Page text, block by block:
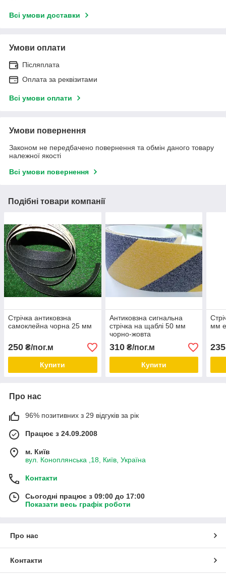
Всі умови доставки
Умови оплати
Післяплата
Оплата за реквізитами
Всі умови оплати
Умови повернення
Законом не передбачено повернення та обмін даного товару
належної якості
Всі умови повернення
Подібні товари компанії
Стрічка антиковзна
самоклейна чорна 25 мм
250 ₴/пог.м
Купити
Антиковзна сигнальна
стрічка на щаблі 50 мм
чорно-жовта
310₴/пог.м
Купити
мм
235
Про нас
96% позитивних з 29 відгуків за рік
Працює з 24.09.2008
м. Київ
вул. Коноплянська ,18, Київ, Україна
Контакти
Сьогодні працює з 09:00 до 17:00
Показати весь графік роботи
Про нас
Контакти